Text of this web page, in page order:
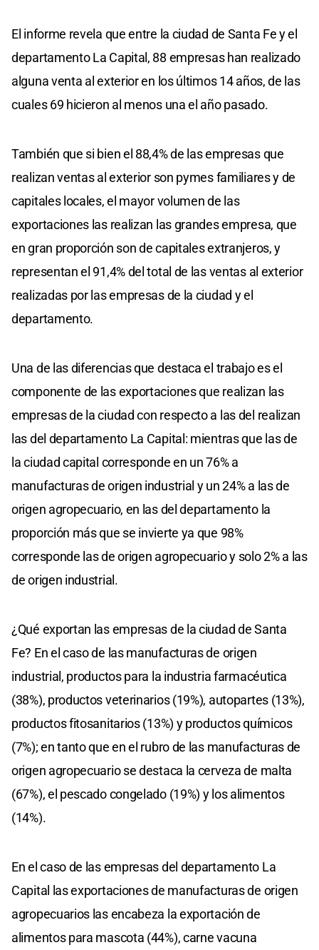
El informe revela que entre la ciudad de Santa Fe y el
departamento La Capital, 88 empresas han realizado
alguna venta al exterior en los últimos 14 años, de las
cuales 69 hicieron al menos una el año pasado.
También que si bien el 88,4% de las empresas que
realizan ventas al exterior son pymes familiares y de
capitales locales, el mayor volumen de las
exportaciones las realizan las grandes empresa, que
en gran proporción son de capitales extranjeros, y
representan el 91,4% del total de las ventas al exterior
realizadas por las empresas de la ciudad y el
departamento.
Una de las diferencias que destaca el trabajo es el
componente de las exportaciones que realizan las
empresas de la ciudad con respecto a las del realizan
las del departamento La Capital: mientras que las de
la ciudad capital corresponde en un 76% a
manufacturas de origen industrial y un 24% a las de
origen agropecuario, en las del departamento la
proporción más que se invierte ya que 98%
corresponde las de origen agropecuario y solo 2% a las
de origen industrial.
¿Qué exportan las empresas de la ciudad de Santa
Fe? En el caso de las manufacturas de origen
industrial, productos para la industria farmacéutica
(38%), productos veterinarios (19%), autopartes (13%),
productos fitosanitarios (13%) y productos químicos
(7%); en tanto que en el rubro de las manufacturas de
origen agropecuario se destaca la cerveza de malta
(67%), el pescado congelado (19%) y los alimentos
(14%).
En el caso de las empresas del departamento La
Capital las exportaciones de manufacturas de origen
agropecuarios las encabeza la exportación de
alimentos para mascota (44%), carne vacuna